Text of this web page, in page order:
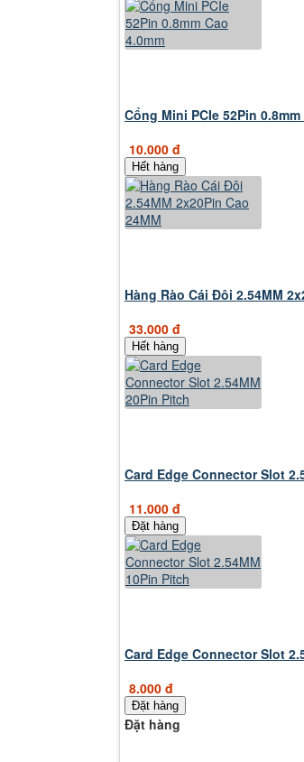
Cổng Mini PCIe 52Pin 0.8mm
10.000 đ
Hết hàng
Hàng Rào Cái Đôi 2.54MM
33.000 đ
Hết hàng
Card Edge Connector Slot
11.000 đ
Đặt hàng
Card Edge Connector Slot
8.000 đ
Đặt hàng
Đặt hàng